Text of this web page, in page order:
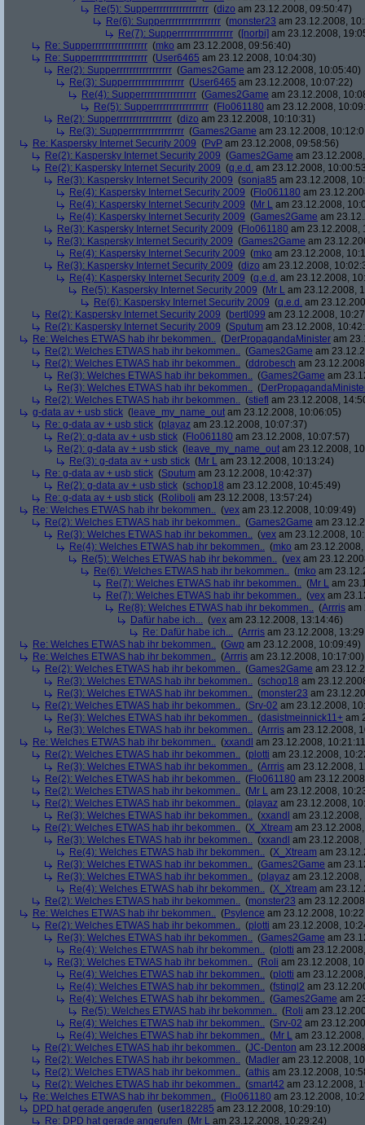
Re(5): Supperrrrrrrrrrrrrrrrr (dizo am 23.12.2008, 09:50:47)
Re(6): Supperrrrrrrrrrrrrrrrr (monster23 am 23.12.2008,
Re(7): Supperrrrrrrrrrrrrrrrr ([norbi] am 23.12.2008,
Re: Supperrrrrrrrrrrrrrrrr (mko am 23.12.2008, 09:56:40)
Re: Supperrrrrrrrrrrrrrrrr (User6465 am 23.12.2008, 10:04:30)
Re(2): Supperrrrrrrrrrrrrrrrr (Games2Game am 23.12.2008, 10:05:40)
Re(3): Supperrrrrrrrrrrrrrrrr (User6465 am 23.12.2008, 10:07:22)
Re(4): Supperrrrrrrrrrrrrrrrr (Games2Game am 23.12.2008,
Re(5): Supperrrrrrrrrrrrrrrrr (Flo061180 am 23.12.2008,
Re(2): Supperrrrrrrrrrrrrrrrr (dizo am 23.12.2008, 10:10:31)
Re(3): Supperrrrrrrrrrrrrrrrr (Games2Game am 23.12.2008,
Re: Kaspersky Internet Security 2009 (PvP am 23.12.2008, 09:58:56)
Re(2): Kaspersky Internet Security 2009 (Games2Game am
Re(2): Kaspersky Internet Security 2009 (q.e.d. am 23.12.2008,
Re(3): Kaspersky Internet Security 2009 (sonja85 am 23.12.2008,
Re(4): Kaspersky Internet Security 2009 (Flo061180 am
Re(4): Kaspersky Internet Security 2009 (Mr L am 23.12.2008,
Re(4): Kaspersky Internet Security 2009 (Games2Game am
Re(3): Kaspersky Internet Security 2009 (Flo061180 am 23.12.2008,
Re(3): Kaspersky Internet Security 2009 (Games2Game am
Re(4): Kaspersky Internet Security 2009 (mko am 23.12.2008,
Re(3): Kaspersky Internet Security 2009 (dizo am 23.12.2008,
Re(4): Kaspersky Internet Security 2009 (q.e.d. am 23.12.2008,
Re(5): Kaspersky Internet Security 2009 (Mr L am 23.12.2008,
Re(6): Kaspersky Internet Security 2009 (q.e.d. am
Re(2): Kaspersky Internet Security 2009 (bertl099 am 23.12.2008,
Re(2): Kaspersky Internet Security 2009 (Sputum am 23.12.2008,
Re: Welches ETWAS hab ihr bekommen.. (DerPropagandaMinister am
Re(2): Welches ETWAS hab ihr bekommen.. (Games2Game am
Re(2): Welches ETWAS hab ihr bekommen.. (ddrobesch am
Re(3): Welches ETWAS hab ihr bekommen.. (Games2Game am
Re(3): Welches ETWAS hab ihr bekommen.. (
Re(2): Welches ETWAS hab ihr bekommen.. (stiefl am 23.12.2008,
g-data av + usb stick ( leave_my_name_out am 23.12.2008, 10:06:05)
Re: g-data av + usb stick (playaz am 23.12.2008, 10:07:37)
Re(2): g-data av + usb stick (Flo061180 am 23.12.2008, 10:07:57)
Re(2): g-data av + usb stick ( leave_my_name_out am 23.12.2008,
Re(3): g-data av + usb stick (Mr L am 23.12.2008, 10:13:24)
Re: g-data av + usb stick (Sputum am 23.12.2008, 10:42:37)
Re(2): g-data av + usb stick (schop18 am 23.12.2008, 10:45:49)
Re: g-data av + usb stick (Roliboli am 23.12.2008, 13:57:24)
Re: Welches ETWAS hab ihr bekommen.. (vex am 23.12.2008, 10:09:49)
Re(2): Welches ETWAS hab ihr bekommen.. (Games2Game am
Re(3): Welches ETWAS hab ihr bekommen.. (vex am 23.12.2008,
Re(4): Welches ETWAS hab ihr bekommen.. (mko am
Re(5): Welches ETWAS hab ihr bekommen.. (vex am
Re(6): Welches ETWAS hab ihr bekommen.. (mko am
Re(7): Welches ETWAS hab ihr bekommen.. (Mr L am
Re(7): Welches ETWAS hab ihr bekommen.. (vex am
Re(8): Welches ETWAS hab ihr bekommen.. (Arrris am
Dafür habe ich... (vex am 23.12.2008, 13:14:46)
Re: Dafür habe ich... (Arrris am 23.12.2008,
Re: Welches ETWAS hab ihr bekommen.. (Gwp am 23.12.2008, 10:09:49)
Re: Welches ETWAS hab ihr bekommen.. (Arrris am 23.12.2008, 10:17:00)
Re(2): Welches ETWAS hab ihr bekommen.. (Games2Game am
Re(3): Welches ETWAS hab ihr bekommen.. (schop18 am
Re(3): Welches ETWAS hab ihr bekommen.. (monster23 am
Re(2): Welches ETWAS hab ihr bekommen.. (Srv-02 am 23.12.2008,
Re(3): Welches ETWAS hab ihr bekommen.. (dasistmeinnick11+ am
Re(3): Welches ETWAS hab ihr bekommen.. (Arrris am 23.12.2008,
Re: Welches ETWAS hab ihr bekommen.. (xxandl am 23.12.2008,
Re(2): Welches ETWAS hab ihr bekommen.. (plotti am 23.12.2008,
Re(3): Welches ETWAS hab ihr bekommen.. (Arrris am 23.12.2008,
Re(2): Welches ETWAS hab ihr bekommen.. (Flo061180 am
Re(2): Welches ETWAS hab ihr bekommen.. (Mr L am 23.12.2008,
Re(2): Welches ETWAS hab ihr bekommen.. (playaz am 23.12.2008,
Re(3): Welches ETWAS hab ihr bekommen.. (xxandl am 23.12.2008,
Re(2): Welches ETWAS hab ihr bekommen.. (X_Xtream am
Re(3): Welches ETWAS hab ihr bekommen.. (xxandl am 23.12.2008,
Re(4): Welches ETWAS hab ihr bekommen.. (X_Xtream am
Re(3): Welches ETWAS hab ihr bekommen.. (Games2Game am
Re(3): Welches ETWAS hab ihr bekommen.. (playaz am 23.12.2008,
Re(4): Welches ETWAS hab ihr bekommen.. (X_Xtream am
Re(2): Welches ETWAS hab ihr bekommen.. (monster23 am
Re: Welches ETWAS hab ihr bekommen.. (Psylence am 23.12.2008,
Re(2): Welches ETWAS hab ihr bekommen.. (plotti am 23.12.2008,
Re(3): Welches ETWAS hab ihr bekommen.. (Games2Game am
Re(4): Welches ETWAS hab ihr bekommen.. (plotti am
Re(3): Welches ETWAS hab ihr bekommen.. (Roli am 23.12.2008,
Re(4): Welches ETWAS hab ihr bekommen.. (plotti am
Re(4): Welches ETWAS hab ihr bekommen.. (fstingl2 am
Re(4): Welches ETWAS hab ihr bekommen.. (Games2Game am
Re(5): Welches ETWAS hab ihr bekommen.. (Roli am
Re(4): Welches ETWAS hab ihr bekommen.. (Srv-02 am
Re(4): Welches ETWAS hab ihr bekommen.. (Mr L am
Re(2): Welches ETWAS hab ihr bekommen.. (JC-Denton am
Re(2): Welches ETWAS hab ihr bekommen.. (Madler am 23.12.2008,
Re(2): Welches ETWAS hab ihr bekommen.. (athis am 23.12.2008,
Re(2): Welches ETWAS hab ihr bekommen.. (smart42 am 23.12.2008,
Re: Welches ETWAS hab ihr bekommen.. (Flo061180 am 23.12.2008,
DPD hat gerade angerufen (user182285 am 23.12.2008, 10:29:10)
Re: DPD hat gerade angerufen (Mr L am 23.12.2008, 10:29:24)